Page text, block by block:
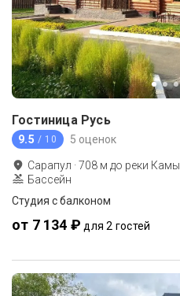
Гостиница Русь
9.5 / 10 5 оценок
Сарапул ·708 м до реки Камы
Бассейн
Студия с балконом
от 7 134 ₽ для 2 гостей